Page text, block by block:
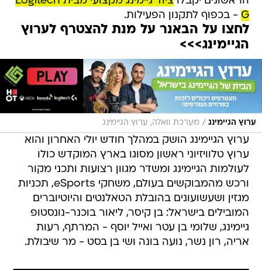
G - בכפוף לתקנון הפעילות.
לחצו על הבאנר על מנת להצטרף לערוץ
הגיימינג>>>
ערוץ הגיימינג / מערכת וואלה, ערוץ הגיימינג
ערוץ הגיימינג הושק במהלך חודש יולי האחרון והוא
ערוץ טלוויזיוני ראשון מסוגו בארץ המוקדש כולו
לעולמות הגיימינג ומשדר מגוון רצועות ותכני מקור
ורכש מהמבוקשים בעולם, משחקי eSports, תכניות
מגזין ושעשועונים בהובלת הטאלנטים והיוטיוברים
המובילים בישראל: בן קיסר, ליאור בוכנר-נונסטופ
גיימינג, שלומי בן עטר ואייל יוסף - המרתף, רעות
אריה, רון נשר, נועה בונה ושי בן בסט - מר שיבולת.